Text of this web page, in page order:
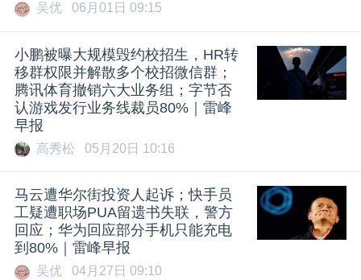
吴优 06月01日 09:15
小鹏被曝大规模毁约校招生，HR转
移群权限并解散多个校招微信群；
腾讯体育撤销六大业务组；字节否
认游戏发行业务线裁员80%｜雷峰
早报
高秀松 05月20日 10:16
马云遭华尔街投资人起诉；快手员
工疑遭职场PUA留遗书失联，警方
回应；华为回应部分手机只能充电
到80%｜雷峰早报
吴优 04月27日 09:10